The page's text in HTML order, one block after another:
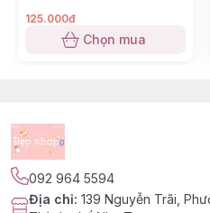
125.000đ
Chọn mua
092 964 5594
Địa chỉ: 139 Nguyễn Trãi,